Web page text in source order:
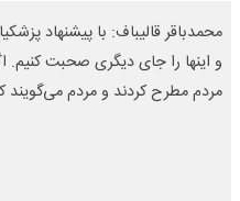
محمدباقر قالیباف: با پیشنهاد
و اینها را جای دیگری صحبت کنیم.
مردم مطرح کردند و مردم می‌گویند